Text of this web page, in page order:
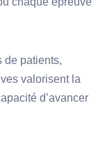
de patients,
valorisent la
d’avancer